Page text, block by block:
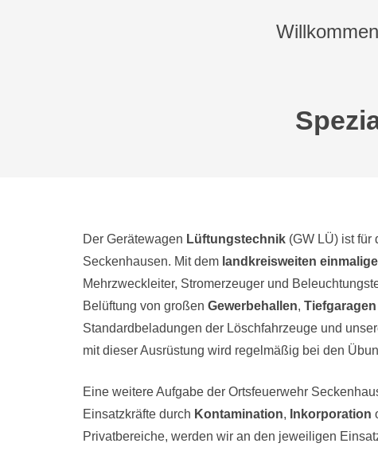
Der Gerätewagen Lüftungstechnik (GW LÜ) ist für
Seckenhausen. Mit dem landkreisweiten
Mehrzweckleiter, Stromerzeuger und
Belüftung von großen Gewerbehallen, Tiefgaragen
Standardbeladungen der Löschfahrzeuge und
mit dieser Ausrüstung wird regelmäßig bei den
Eine weitere Aufgabe der Ortsfeuerwehr
Einsatzkräfte durch Kontamination, Inkorporation
Privatbereiche, werden wir an den jeweiligen